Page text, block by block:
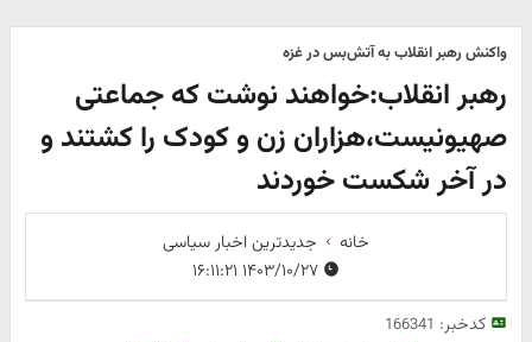
واکنش رهبر انقلاب به آتش‌بس در غزه
رهبر انقلاب:خواهند نوشت که جماعتی
صهیونیست،هزاران زن و کودک را کشتند و
در آخر شکست خوردند
خانه
جدیدترین اخبار سیاسی
۱۴۰۳/۱۰/۲۷ ۱۶:۱۱:۲۱
کدخبر: 166341